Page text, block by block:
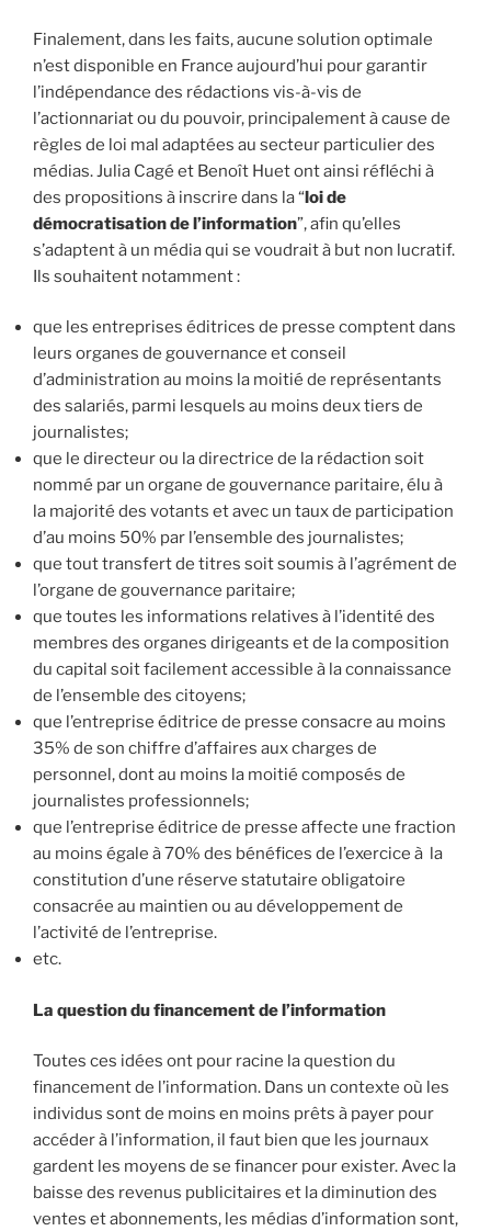
Finalement, dans les faits, aucune solution optimale
n’est disponible en France aujourd’hui pour garantir
l’indépendance des rédactions vis-à-vis de
l’actionnariat ou du pouvoir, principalement à cause de
règles de loi mal adaptées au secteur particulier des
médias. Julia Cagé et Benoît Huet ont ainsi réfléchi à
des propositions à inscrire dans la “loi de
démocratisation de l’information”, afin qu’elles
s’adaptent à un média qui se voudrait à but non lucratif.
Ils souhaitent notamment :
que les entreprises éditrices de presse comptent dans
leurs organes de gouvernance et conseil
d’administration au moins la moitié de représentants
des salariés, parmi lesquels au moins deux tiers de
journalistes;
que le directeur ou la directrice de la rédaction soit
nommé par un organe de gouvernance paritaire, élu à
la majorité des votants et avec un taux de participation
d’au moins 50% par l’ensemble des journalistes;
que tout transfert de titres soit soumis à l’agrément de
l’organe de gouvernance paritaire;
que toutes les informations relatives à l’identité des
membres des organes dirigeants et de la composition
du capital soit facilement accessible à la connaissance
de l’ensemble des citoyens;
que l’entreprise éditrice de presse consacre au moins
35% de son chiffre d’affaires aux charges de
personnel, dont au moins la moitié composés de
journalistes professionnels;
que l’entreprise éditrice de presse affecte une fraction
au moins égale à 70% des bénéfices de l’exercice à la
constitution d’une réserve statutaire obligatoire
consacrée au maintien ou au développement de
l’activité de l’entreprise.
etc.
La question du financement de l’information
Toutes ces idées ont pour racine la question du
financement de l’information. Dans un contexte où les
individus sont de moins en moins prêts à payer pour
accéder à l’information, il faut bien que les journaux
gardent les moyens de se financer pour exister. Avec la
baisse des revenus publicitaires et la diminution des
ventes et abonnements, les médias d’information sont,